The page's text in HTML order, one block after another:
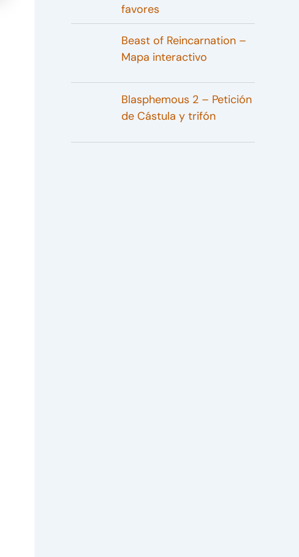
favores
Beast of Reincarnation –
Mapa interactivo
Blasphemous 2 – Petición
de Cástula y trifón